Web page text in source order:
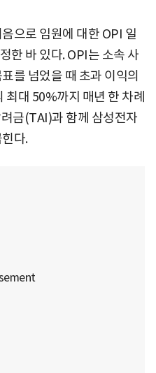
으로 임원에 대한 OPI 일
한 바 있다. OPI는 소속 사
를 넘었을 때 초과 이익의
대 50%까지 매년 한 차례
금(TAI)과 함께 삼성전자
다.